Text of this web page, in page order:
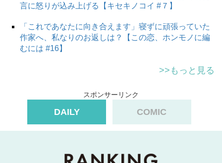
言に怒りが込み上げる【キセキノコイ #７】
「これであなたに向き合えます」寝ずに頑張っていた
作家へ、私なりのお返しは？【この恋、ホンモノに編
むには #16】
>>もっと見る
スポンサーリンク
DAILY COMIC